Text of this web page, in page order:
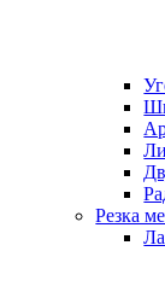
Резка